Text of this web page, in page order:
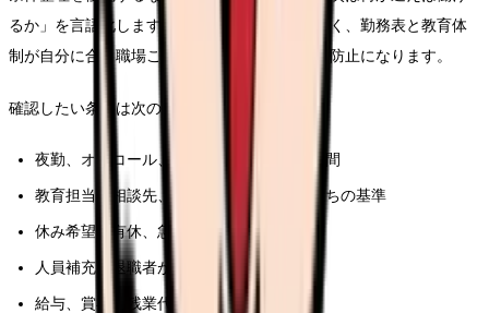
るか」を言語化します。施設形態の名前ではなく、勤務表と教育体
制が自分に合う職場ことが、このテーマの再発防止になります。
確認したい条件は次の通りです。
夜勤、オンコール、残業、前残業、記録時間
教育担当、相談先、フォロー期間、独り立ちの基準
休み希望、有休、急な休みへの対応
人員補充、退職者が出た時の業務分担
給与、賞与、残業代、昇給、各種手当